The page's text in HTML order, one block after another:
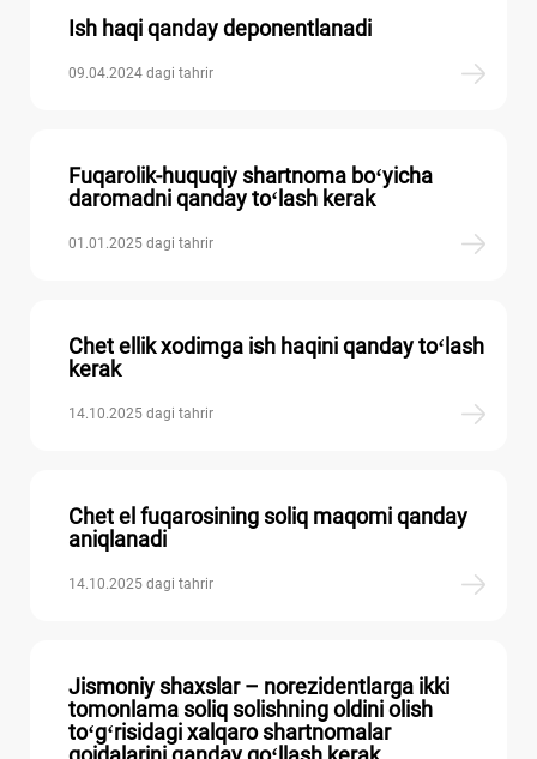
Ish haqi qanday deponentlanadi
09.04.2024 dagi tahrir
Fuqarolik-huquqiy shartnoma boʻyicha
daromadni qanday toʻlash kerak
01.01.2025 dagi tahrir
Chet ellik хodimga ish haqini qanday toʻlash
kerak
14.10.2025 dagi tahrir
Chet el fuqarosining soliq maqomi qanday
aniqlanadi
14.10.2025 dagi tahrir
Jismoniy shaхslar – norezidentlarga ikki
tomonlama soliq solishning oldini olish
toʻgʻrisidagi хalqaro shartnomalar